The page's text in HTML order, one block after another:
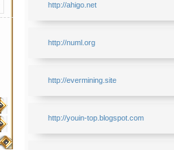
http://ahigo.net
http://numl.org
http://evermining.site
http://youin-top.blogspot.com